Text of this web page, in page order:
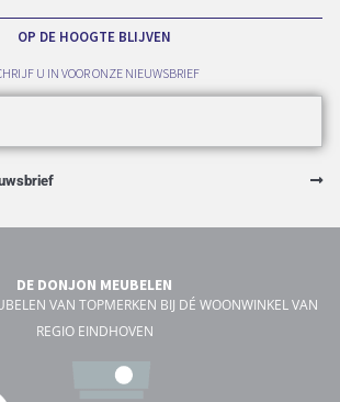
OP DE HOOGTE BLIJVEN
U IN VOOR ONZE NIEUWSBRIEF
DE DONJON MEUBELEN
VAN TOPMERKEN BIJ DÉ WOONWINKEL VAN
REGIO EINDHOVEN